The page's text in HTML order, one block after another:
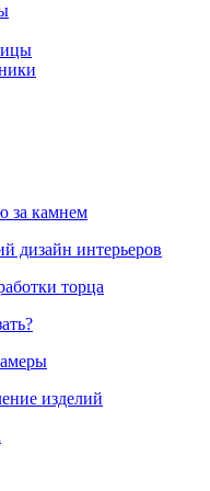
за камнем
дизайн интерьеров
торца
изделий